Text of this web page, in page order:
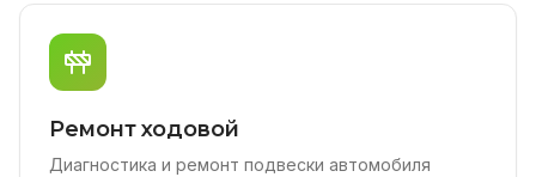
Ремонт ходовой
Диагностика и ремонт подвески автомобиля